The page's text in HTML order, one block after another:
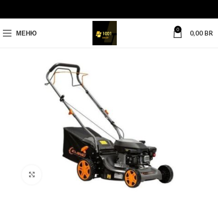
МЕНЮ 0 0,00 BR
Нажмите, чтобы увеличить